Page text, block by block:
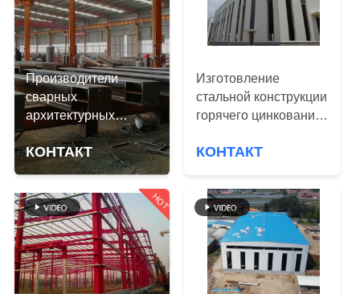
ШОУ
О
НАС
ПУТЕШЕСТВИЕ
ФАБРИКИ
ПРОВЕРКА
КАЧЕСТВА
Производители
сварных
архитектурных
конструкций из стали
КОНТАКТ
Изготовление
стальной конструкции
горячего цинкования,
КОНТАКТ
HOT